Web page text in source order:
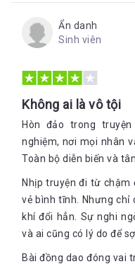
Ẩn danh
Sinh viên
Không ai là vô tội
Hòn đảo trong
nghiệm, nơi mọi nhân
Toàn bộ diễn biến và
Nhịp truyện đi từ chậm
vẻ bình tĩnh. Nhưng chỉ
khí đổi hẳn. Sự nghi
và ai cũng có lý do để sợ.
Bài đồng dao đóng vai